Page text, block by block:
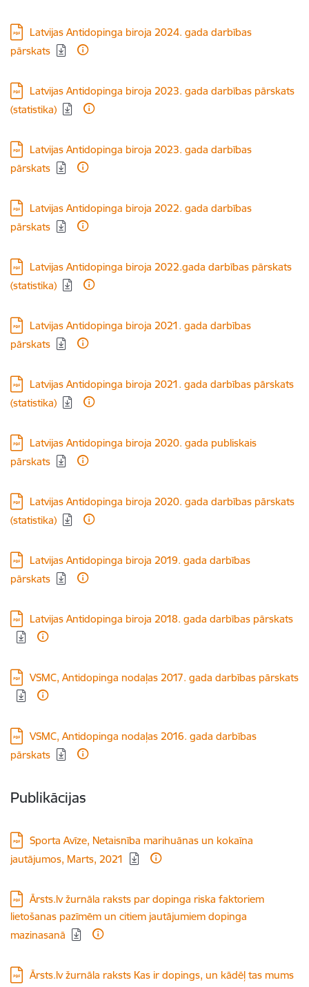
Lejupielādēt:
Latvijas Antidopinga biroja 2024. gada darbības
pārskats
Lejupielādēt:
Latvijas Antidopinga biroja 2023. gada darbības pārskats
(statistika)
Lejupielādēt:
Latvijas Antidopinga biroja 2023. gada darbības
pārskats
Lejupielādēt:
Latvijas Antidopinga biroja 2022. gada darbības
pārskats
Lejupielādēt:
Latvijas Antidopinga biroja 2022.gada darbības pārskats
(statistika)
Lejupielādēt:
Latvijas Antidopinga biroja 2021. gada darbības
pārskats
Lejupielādēt:
Latvijas Antidopinga biroja 2021. gada darbības pārskats
(statistika)
Lejupielādēt:
Latvijas Antidopinga biroja 2020. gada publiskais
pārskats
Lejupielādēt:
Latvijas Antidopinga biroja 2020. gada darbības pārskats
(statistika)
Lejupielādēt:
Latvijas Antidopinga biroja 2019. gada darbības
pārskats
Lejupielādēt:
Latvijas Antidopinga biroja 2018. gada darbības pārskats
Lejupielādēt:
VSMC, Antidopinga nodaļas 2017. gada darbības pārskats
Lejupielādēt:
VSMC, Antidopinga nodaļas 2016. gada darbības
pārskats
Publikācijas
Lejupielādēt:
Sporta Avīze, Netaisnība marihuānas un kokaīna
jautājumos, Marts, 2021
Lejupielādēt:
Ārsts.lv žurnāla raksts par dopinga riska faktoriem
lietošanas pazīmēm un citiem jautājumiem dopinga
mazinasanā
Lejupielādēt:
Ārsts.lv žurnāla raksts Kas ir dopings, un kādēļ tas mums